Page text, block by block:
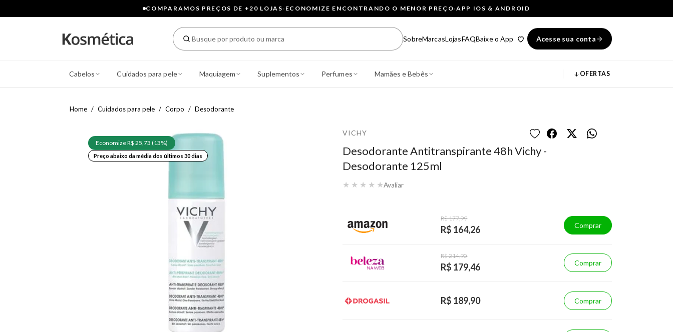
COMPARAMOS PREÇOS DE +20 LOJAS· ECONOMIZE ENCONTRANDO O MENOR PREÇO·APP IOS & ANDROID
SobreMarcasLojasFAQBaixe o App Acesse sua conta
Cabelos Cuidados para pele Maquiagem Suplementos Perfumes Mamães e Bebês OFERTAS
Home Cuidados para pele Corpo Desodorante
Economize R$ 25,73 (13%)
Preço abaixo da média dos últimos 30 dias
VICHY
Desodorante Antitranspirante 48h Vichy -
Desodorante 125ml
★ ★ ★ ★ ★Avaliar
R$ 177,99
R$ 164,26 Comprar
R$ 214,90
R$ 179,46 Comprar
R$ 189,90 Comprar